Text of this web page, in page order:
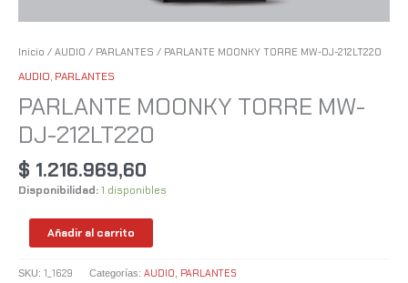
Inicio / AUDIO / PARLANTES / PARLANTE MOONKY TORRE MW-DJ-212LT220
AUDIO, PARLANTES
PARLANTE MOONKY TORRE MW-
DJ-212LT220
$ 1.216.969,60
Disponibilidad:1 disponibles
Añadir al carrito
SKU: 1_1629 Categorías: AUDIO PARLANTES